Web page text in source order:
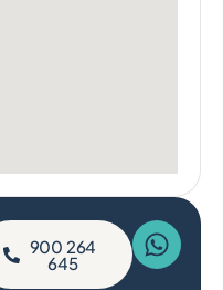
900 264
645